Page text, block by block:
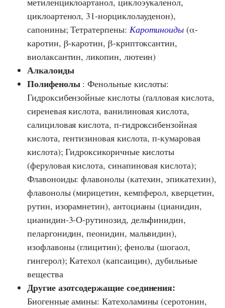
циклоартенол, 31-норциклолауденон),
сапонины; Тетратерпены: Каротиноиды (α-
каротин, β-каротин, β-криптоксантин,
виолаксантин, ликопин, лютеин)
Алкалоиды
Полифенолы: Фенольные кислоты:
Гидроксибензойные кислоты (галловая кислота,
сиреневая кислота, ванилиновая кислота,
салициловая кислота, п-гидроксибензойная
кислота, гентизиновая кислота, п-кумаровая
кислота); Гидроксикоричные кислоты
(феруловая кислота, синапиновая кислота);
Флавоноиды: флавонолы (катехин, эпикатехин),
флавонолы (мирицетин, кемпферол, кверцетин,
рутин, изорамнетин), антоцианы (цианидин,
цианидин-3-О-рутинозид, дельфинидин,
пеларгонидин, пеонидин, мальвидин),
изофлавоны (глицитин); фенолы (шогаол,
гингерол); Катехол (капсаицин), дубильные
вещества
Другие азотсодержащие соединения:
Биогенные амины: Катехоламины (серотонин,